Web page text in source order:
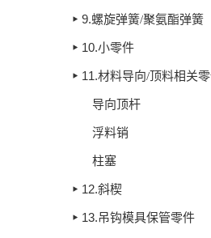
9.螺旋弹簧/聚氨酯弹簧
10.小零件
11.材料导向/顶料相关
导向顶杆
浮料销
柱塞
12.斜楔
13.吊钩模具保管零件